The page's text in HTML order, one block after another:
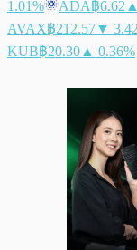
1.01%
ADA฿6.62
AVAX฿212.57▼
KUB฿20.30 ▲ 0.36%